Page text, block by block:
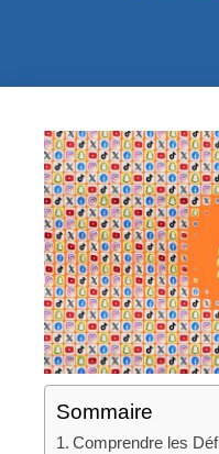
Sommaire
Comprendre les